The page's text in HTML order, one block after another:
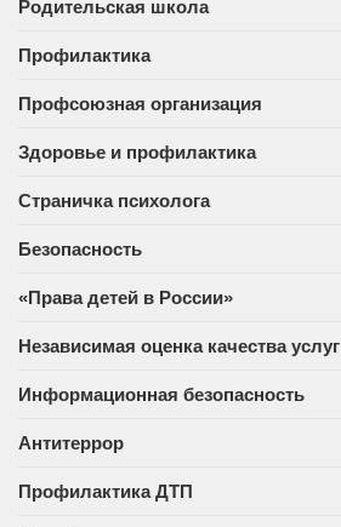
Родительская школа
Профилактика
Профсоюзная организация
Здоровье и профилактика
Страничка психолога
Безопасность
«Права детей в России»
Независимая оценка качества услуг
Информационная безопасность
Антитеррор
Профилактика ДТП